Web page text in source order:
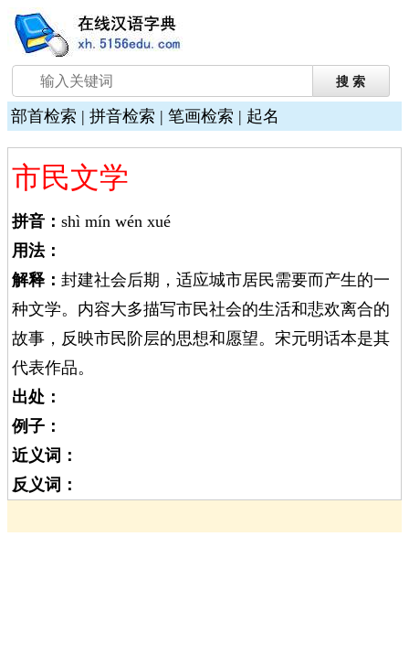
部首检索 | 拼音检索 | 笔画检索 | 起名
市民文学
拼音： shì mín wén xué
用法：
解释： 封建社会后期，适应城市居民需要而产生的一
种文学。内容大多描写市民社会的生活和悲欢离合的
故事，反映市民阶层的思想和愿望。宋元明话本是其
代表作品。
出处：
例子：
近义词：
反义词：